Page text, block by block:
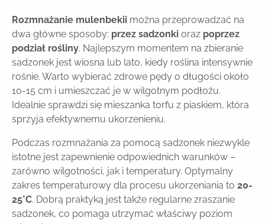
Rozmnażanie mulenbekii można przeprowadzać na
dwa główne sposoby: przez sadzonki oraz poprzez
podział rośliny. Najlepszym momentem na zbieranie
sadzonek jest wiosna lub lato, kiedy roślina intensywnie
rośnie. Warto wybierać zdrowe pędy o długości około
10-15 cm i umieszczać je w wilgotnym podłożu.
Idealnie sprawdzi się mieszanka torfu z piaskiem, która
sprzyja efektywnemu ukorzenieniu.
Podczas rozmnażania za pomocą sadzonek niezwykle
istotne jest zapewnienie odpowiednich warunków –
zarówno wilgotności, jak i temperatury. Optymalny
zakres temperaturowy dla procesu ukorzeniania to 20-
25°C. Dobrą praktyką jest także regularne zraszanie
sadzonek, co pomaga utrzymać właściwy poziom